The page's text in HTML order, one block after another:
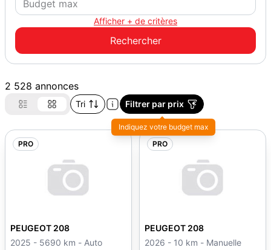
Afficher + de critères
2 528 annonces
Tri Filtrer par prix
Indiquez votre budget max
PRO
PEUGEOT 208
2025 - 5690 km - Auto
PRO
PEUGEOT 208
2026 - 10 km - Manuelle